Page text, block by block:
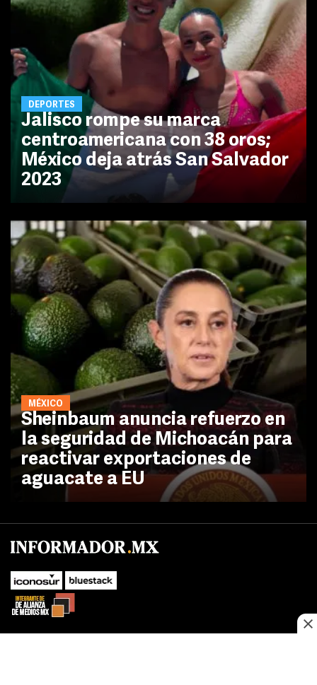
DEPORTES
Jalisco rompe su marca
centroamericana con 38 oros;
México deja atrás San Salvador
2023
MÉXICO
Sheinbaum anuncia refuerzo en
la seguridad de Michoacán para
reactivar exportaciones de
aguacate a EU